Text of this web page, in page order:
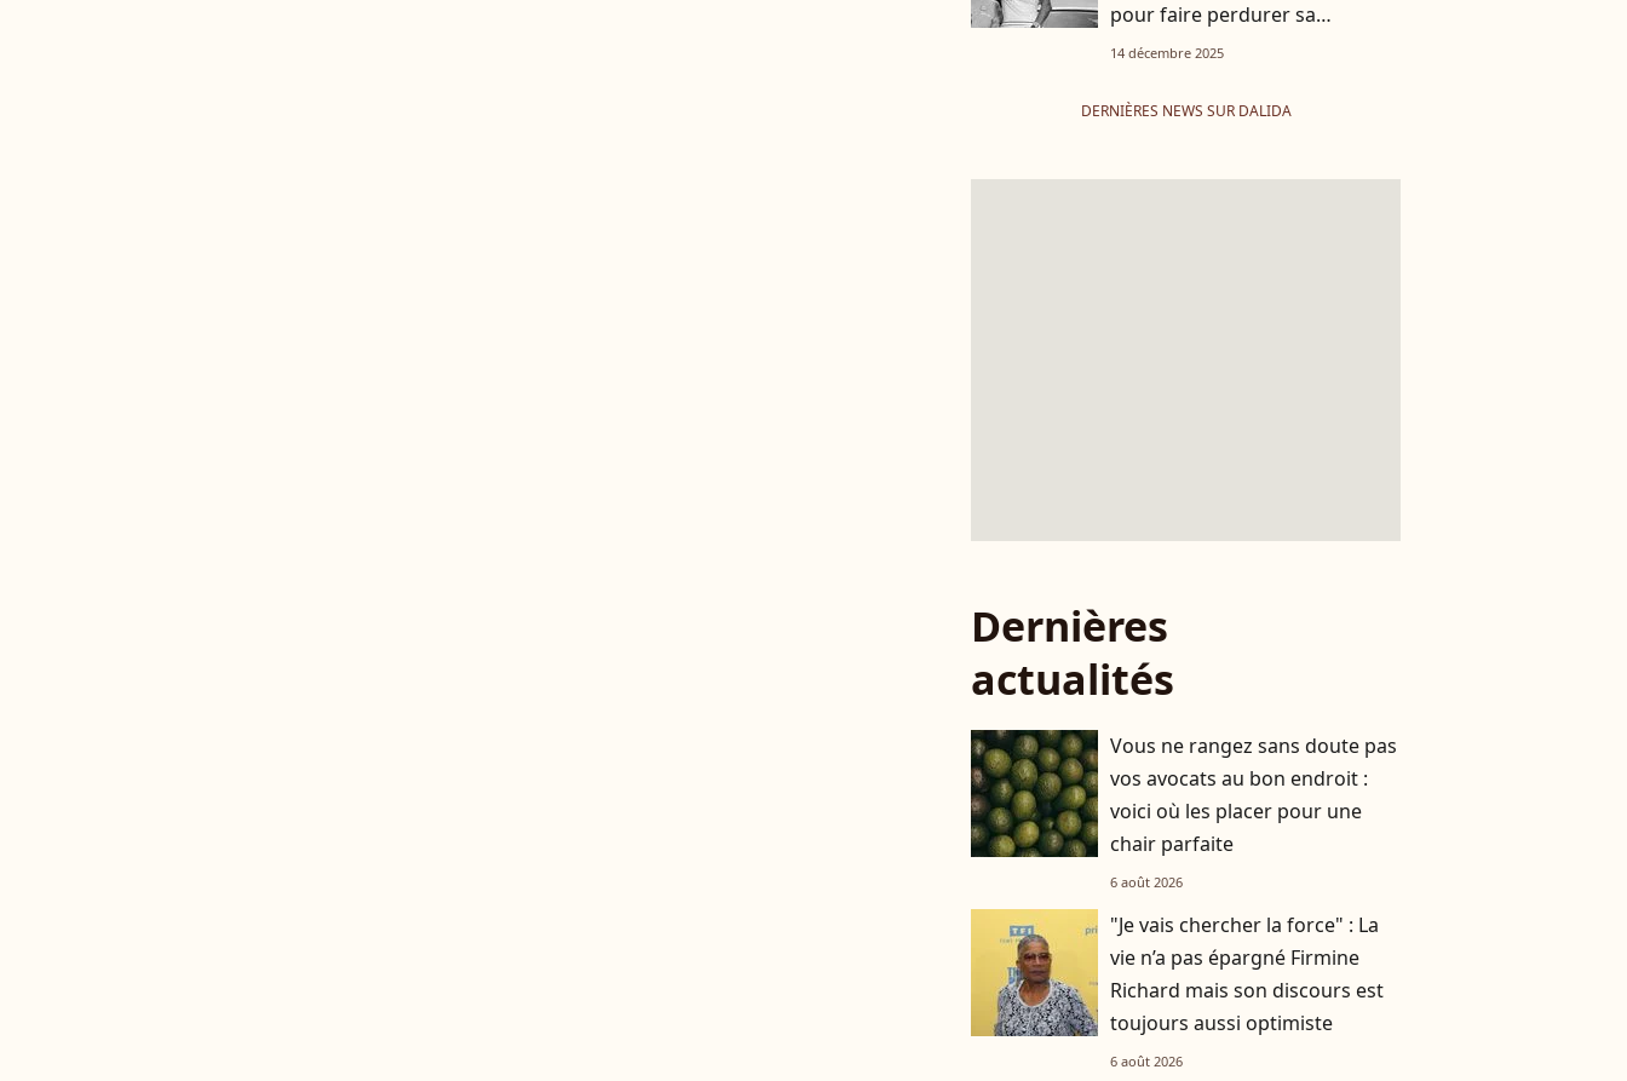
pour faire perdurer sa
mémoire
14 décembre 2025
DERNIÈRES NEWS SUR DALIDA
Dernières
actualités
Vous ne rangez sans doute pas
vos avocats au bon endroit :
voici où les placer pour une
chair parfaite
6 août 2026
"Je vais chercher la force" : La
vie n’a pas épargné Firmine
Richard mais son discours est
toujours aussi optimiste
6 août 2026